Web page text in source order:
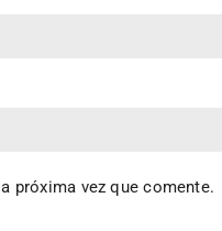
próxima vez que comente.